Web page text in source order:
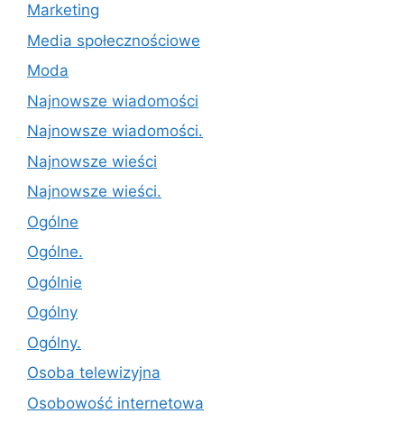
Marketing
Media społecznościowe
Moda
Najnowsze wiadomości
Najnowsze wiadomości.
Najnowsze wieści
Najnowsze wieści.
Ogólne
Ogólne.
Ogólnie
Ogólny
Ogólny.
Osoba telewizyjna
Osobowość internetowa